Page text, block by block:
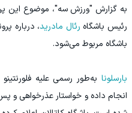
رئیس باشگاه رئال مادرید، درباره
باشگاه مربوط می‌شود.
بارسلونا به‌طور رسمی علیه
انجام داده و خواستار عذرخواهی و پس